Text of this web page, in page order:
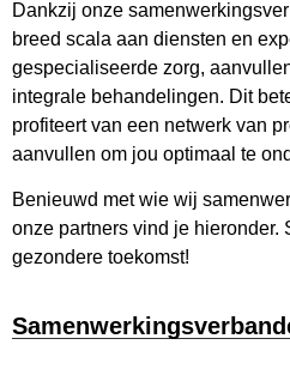
Dankzij onze
breed scala aan diensten en
gespecialiseerde zorg,
integrale behandelingen. Dit
profiteert van een netwerk van
aanvullen om jou optimaal te
Benieuwd met wie wij
onze partners vind je hieronder.
gezondere toekomst!